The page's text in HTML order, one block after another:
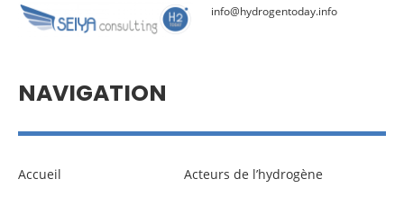
info@hydrogentoday.info
NAVIGATION
Accueil Acteurs de l’hydrogène